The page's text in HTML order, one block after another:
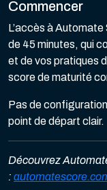
Commencer
L’accès à
de 45 minutes, qui
et de vos pratiques
score de maturité
Pas de
point de départ clair.
Découvrez
: